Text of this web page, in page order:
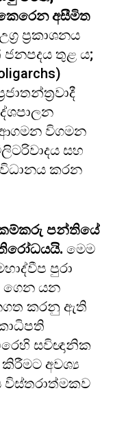
අසීමිත
ප්‍රකාශනය
තුළ ය;
විගමන
සහ
කරන
කම්කරු පන්තියේ
මෙම
පුරා
යන
කරනු ඇති
සවිඥානික
අවශ්‍ය
විස්තරාත්මකව